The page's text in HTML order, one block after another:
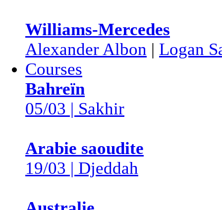
Williams-Mercedes
Alexander Albon | Logan
Courses
Bahreïn
05/03 | Sakhir
Arabie saoudite
19/03 | Djeddah